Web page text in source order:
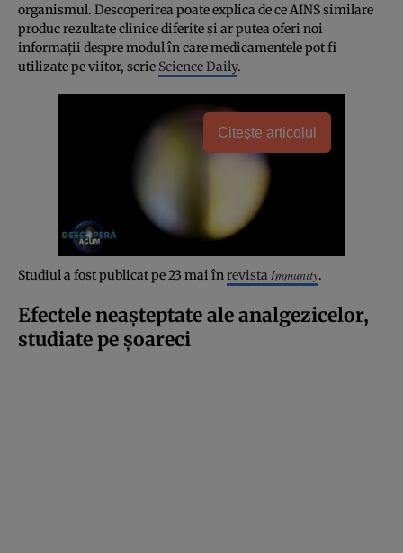
organismul. Descoperirea poate explica de ce AINS similare
produc rezultate clinice diferite și ar putea oferi noi
informații despre modul în care medicamentele pot fi
utilizate pe viitor, scrie Science Daily.
Citește articolul
Studiul a fost publicat pe 23 mai înrevista Immunity.
Efectele neașteptate ale analgezicelor,
studiate pe șoareci